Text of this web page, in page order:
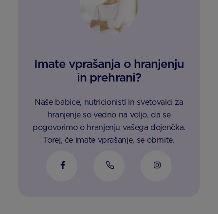
Imate vprašanja o hranjenju
in prehrani?
Naše babice, nutricionisti in svetovalci za
hranjenje so vedno na voljo, da se
pogovorimo o hranjenju vašega dojenčka.
Torej, če imate vprašanje, se obrnite.